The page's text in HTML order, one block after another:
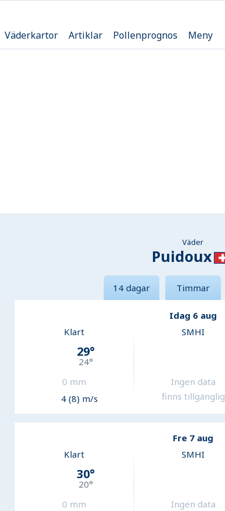
Väderkartor Artiklar Pollenprognos Meny
Väder
Puidoux
14 dagar Timmar
Idag 6 aug
Klart
29°
24°
0 mm
4 (8) m/s
SMHI
Ingen data
finns tillgänglig
Fre 7 aug
Klart
30°
20°
0 mm
SMHI
Ingen data